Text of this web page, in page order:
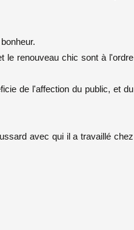
le renouveau chic sont à l'ordre
de l'affection du public, et du
avec qui il a travaillé chez